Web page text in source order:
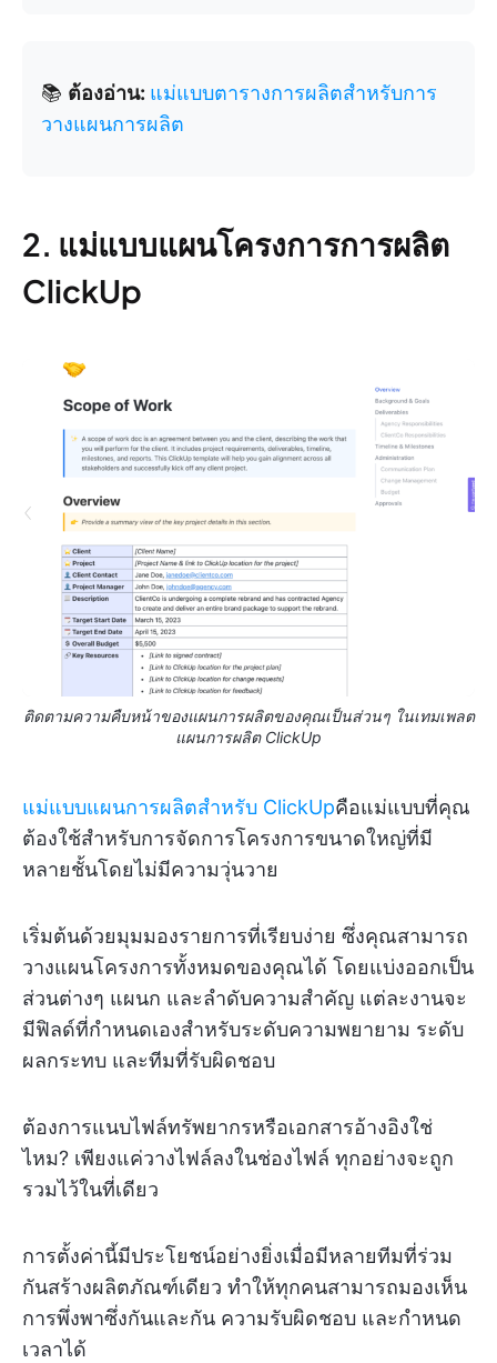
📚 ต้องอ่าน: แม่แบบตารางการผลิตสำหรับการ
วางแผนการผลิต
2. แม่แบบแผนโครงการการผลิต
ClickUp
ติดตามความคืบหน้าของแผนการผลิตของคุณเป็นส่วนๆ ในเทมเพลต
แผนการผลิต ClickUp
แม่แบบแผนการผลิตสำหรับ ClickUpคือแม่แบบที่คุณ
ต้องใช้สำหรับการจัดการโครงการขนาดใหญ่ที่มี
หลายชั้นโดยไม่มีความวุ่นวาย
เริ่มต้นด้วยมุมมองรายการที่เรียบง่าย ซึ่งคุณสามารถ
วางแผนโครงการทั้งหมดของคุณได้ โดยแบ่งออกเป็น
ส่วนต่างๆ แผนก และลำดับความสำคัญ แต่ละงานจะ
มีฟิลด์ที่กำหนดเองสำหรับระดับความพยายาม ระดับ
ผลกระทบ และทีมที่รับผิดชอบ
ต้องการแนบไฟล์ทรัพยากรหรือเอกสารอ้างอิงใช่
ไหม? เพียงแค่วางไฟล์ลงในช่องไฟล์ ทุกอย่างจะถูก
รวมไว้ในที่เดียว
การตั้งค่านี้มีประโยชน์อย่างยิ่งเมื่อมีหลายทีมที่ร่วม
กันสร้างผลิตภัณฑ์เดียว ทำให้ทุกคนสามารถมองเห็น
การพึ่งพาซึ่งกันและกัน ความรับผิดชอบ และกำหนด
เวลาได้